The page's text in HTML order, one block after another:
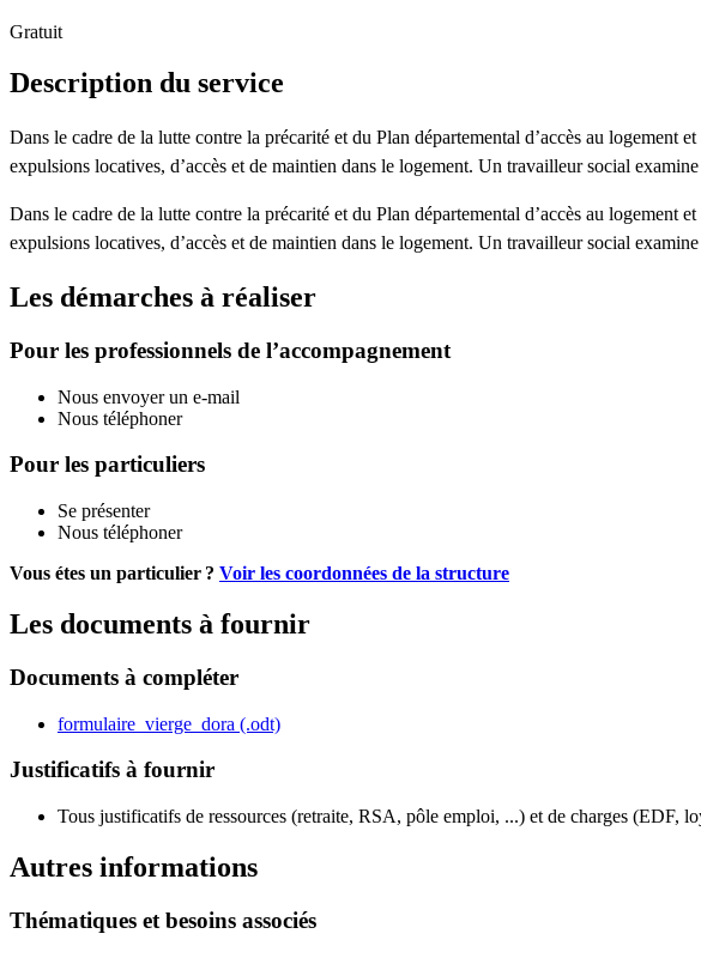
Gratuit
Description du service
Dans le cadre de la lutte contre la précarité et du Plan départemental d’accès au logement
expulsions locatives, d’accès et de maintien dans le logement. Un travailleur social
Dans le cadre de la lutte contre la précarité et du Plan départemental d’accès au logement
expulsions locatives, d’accès et de maintien dans le logement. Un travailleur social
Les démarches à réaliser
Pour les professionnels de l’accompagnement
Nous envoyer un e-mail
Nous téléphoner
Pour les particuliers
Se présenter
Nous téléphoner
Vous étes un particulier ? Voir les coordonnées de la structure
Les documents à fournir
Documents à compléter
formulaire_vierge_dora (.odt)
Justificatifs à fournir
Tous justificatifs de ressources (retraite, RSA, pôle emploi, ...) et de charges (EDF,
Autres informations
Thématiques et besoins associés